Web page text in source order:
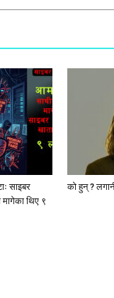
साइबर
थिए ९
को हुन् ?